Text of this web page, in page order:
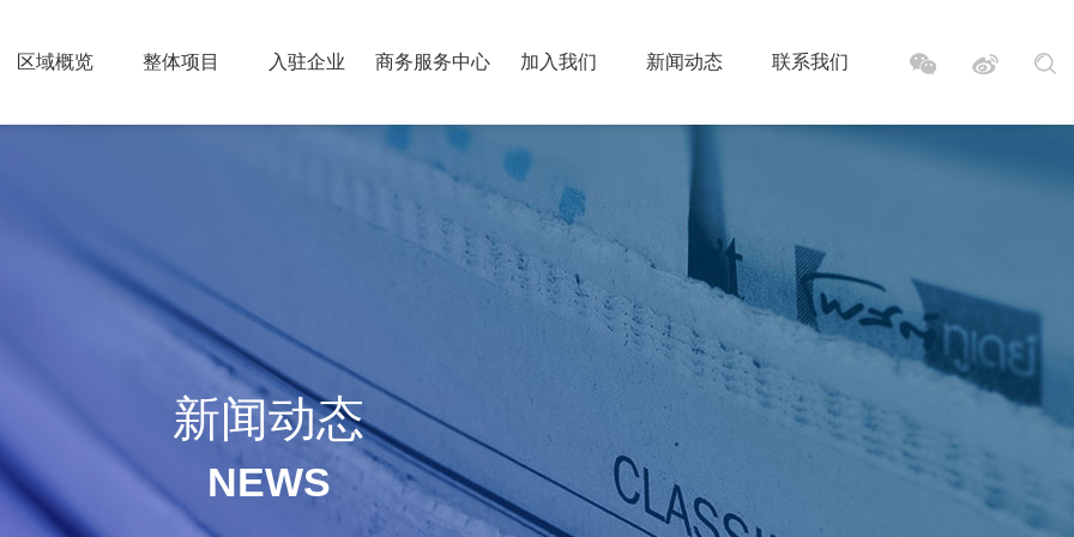
区域概览 整体项目 入驻企业 商务服务中心 加入我们 新闻动态 联系我们
新闻动态
NEWS